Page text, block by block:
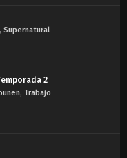
, Supernatural
2
, Trabajo